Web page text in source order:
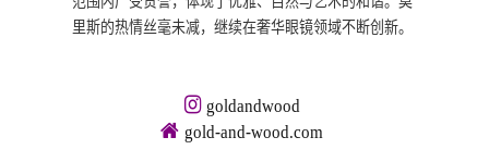
里斯的热情丝毫未减，继续在奢华眼镜领域不断创新。
goldandwood
gold-and-wood.com